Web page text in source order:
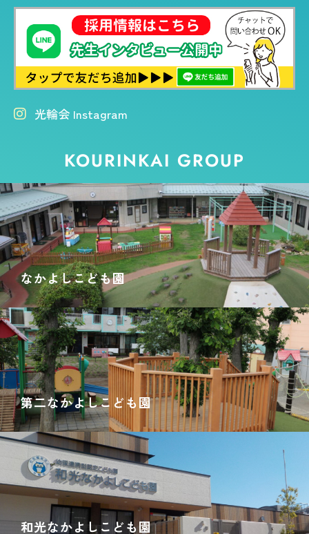
光輪会 Instagram
KOURINKAI GROUP
なかよしこども園
第二なかよしこども園
和光なかよしこども園